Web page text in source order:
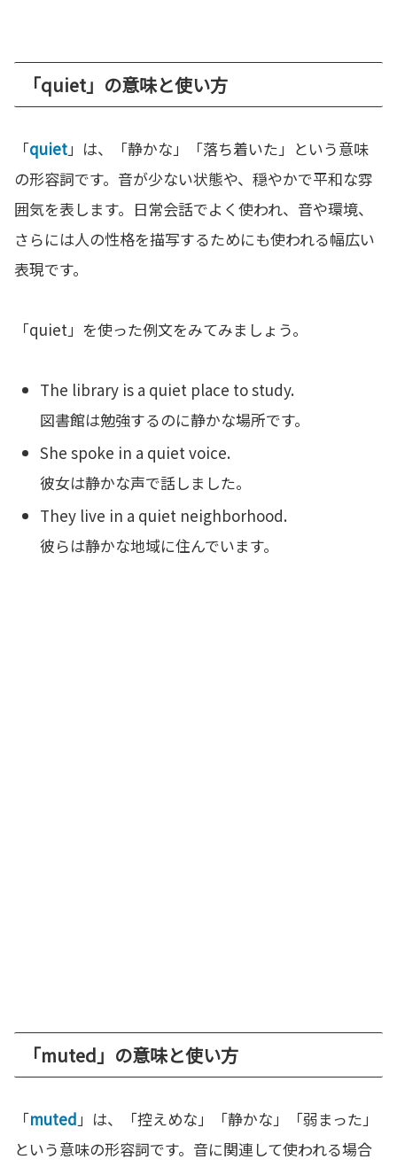
「quiet」の意味と使い方
「quiet」は、「静かな」「落ち着いた」という意味
の形容詞です。音が少ない状態や、穏やかで平和な雰
囲気を表します。日常会話でよく使われ、音や環境、
さらには人の性格を描写するためにも使われる幅広い
表現です。
「quiet」を使った例文をみてみましょう。
The library is a quiet place to study.
図書館は勉強するのに静かな場所です。
She spoke in a quiet voice.
彼女は静かな声で話しました。
They live in a quiet neighborhood.
彼らは静かな地域に住んでいます。
「muted」の意味と使い方
「muted」は、「控えめな」「静かな」「弱まった」
という意味の形容詞です。音に関連して使われる場合